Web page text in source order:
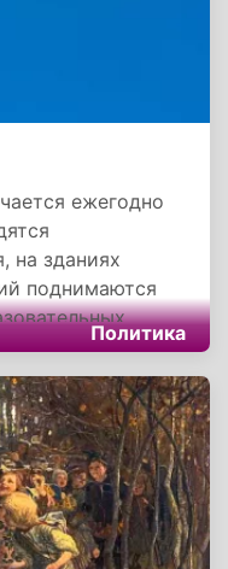
ежегодно
на зданиях
поднимаются
занятия
Политика